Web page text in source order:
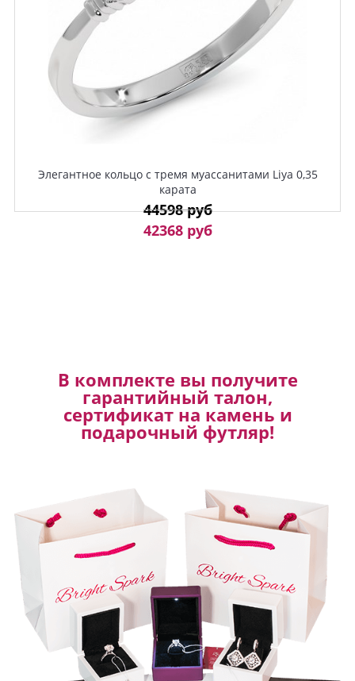
Элегантное кольцо с тремя муассанитами Liya 0,35
карата
44598 руб
42368 руб
В комплекте вы получите
гарантийный талон,
сертификат на камень и
подарочный футляр!